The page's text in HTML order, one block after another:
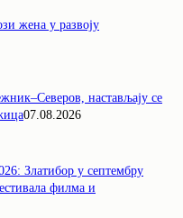
жена у развоју
настављају се
07.08.2026
Златибор у септембру
филма и